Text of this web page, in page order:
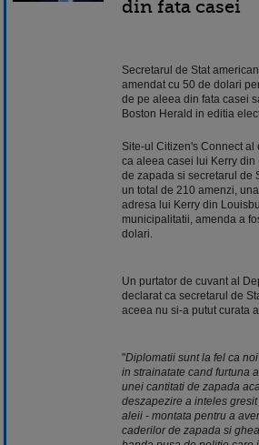
din fata casei
Secretarul de Stat
amendat cu 50 de dolari
de pe aleea din fata casei
Boston Herald in editia
Site-ul Citizen's Connect
ca aleea casei lui Kerry
de zapada si secretarul de
un total de 210 amenzi,
adresa lui Kerry din
municipalitatii, amenda a
dolari.
Un purtator de cuvant al
declarat ca secretarul de
aceea nu si-a putut curata
"Diplomatii sunt la fel ca
in strainatate cand furtuna
unei cantitati de zapada
deszapezire a inteles
aleii - montata pentru a
caderilor de zapada si